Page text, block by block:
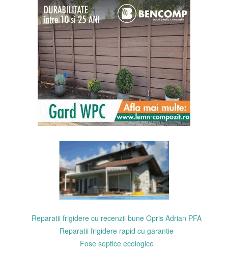
Reparatii frigidere cu recenzii bune Opris Adrian PFA
Reparatii frigidere rapid cu garantie
Fose septice ecologice